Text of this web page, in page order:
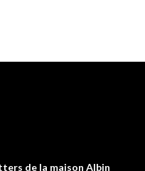
de la maison Albin